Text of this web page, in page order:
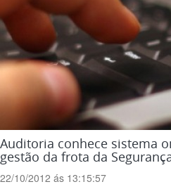
Auditoria conhece sistema
gestão da frota da
22/10/2012 ás 13:15:57